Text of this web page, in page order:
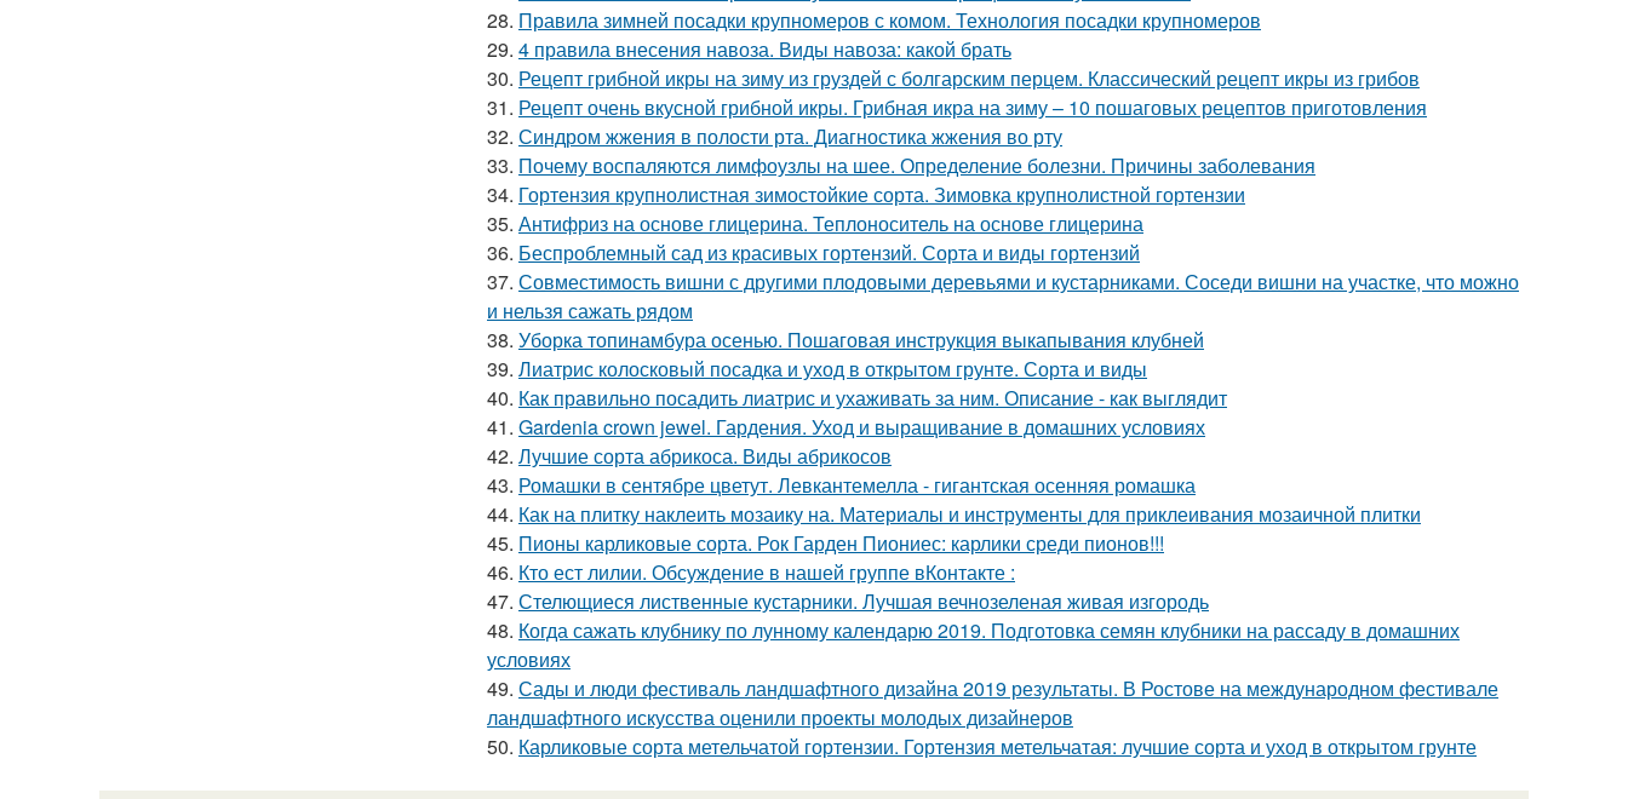
28. Правила зимней посадки крупномеров с комом. Технология посадки крупномеров
29. 4 правила внесения навоза. Виды навоза: какой брать
30. Рецепт грибной икры на зиму из груздей с болгарским перцем. Классический рецепт икры из грибов
31. Рецепт очень вкусной грибной икры. Грибная икра на зиму – 10 пошаговых рецептов приготовления
32. Синдром жжения в полости рта. Диагностика жжения во рту
33. Почему воспаляются лимфоузлы на шее. Определение болезни. Причины заболевания
34. Гортензия крупнолистная зимостойкие сорта. Зимовка крупнолистной гортензии
35. Антифриз на основе глицерина. Теплоноситель на основе глицерина
36. Беспроблемный сад из красивых гортензий. Сорта и виды гортензий
37. Совместимость вишни с другими плодовыми деревьями и кустарниками. Соседи вишни на участке, что можно
и нельзя сажать рядом
38. Уборка топинамбура осенью. Пошаговая инструкция выкапывания клубней
39. Лиатрис колосковый посадка и уход в открытом грунте. Сорта и виды
40. Как правильно посадить лиатрис и ухаживать за ним. Описание - как выглядит
41. Gardenia crown jewel. Гардения. Уход и выращивание в домашних условиях
42. Лучшие сорта абрикоса. Виды абрикосов
43. Ромашки в сентябре цветут. Левкантемелла - гигантская осенняя ромашка
44. Как на плитку наклеить мозаику на. Материалы и инструменты для приклеивания мозаичной плитки
45. Пионы карликовые сорта. Рок Гарден Пиониес: карлики среди пионов!!!
46. Кто ест лилии. Обсуждение в нашей группе вКонтакте :
47. Стелющиеся лиственные кустарники. Лучшая вечнозеленая живая изгородь
48. Когда сажать клубнику по лунному календарю 2019. Подготовка семян клубники на рассаду в домашних
условиях
49. Сады и люди фестиваль ландшафтного дизайна 2019 результаты. В Ростове на международном фестивале
ландшафтного искусства оценили проекты молодых дизайнеров
50. Карликовые сорта метельчатой гортензии. Гортензия метельчатая: лучшие сорта и уход в открытом грунте